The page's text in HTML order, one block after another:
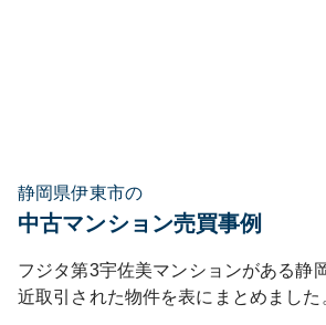
静岡県伊東市の
中古マンション売買事例
フジタ第3宇佐美マンションがある静
近取引された物件を表にまとめました